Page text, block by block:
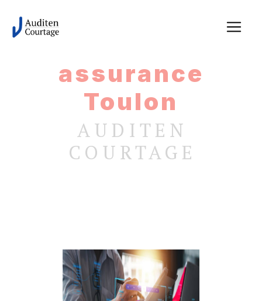
assurance
Toulon
AUDITEN
COURTAGE